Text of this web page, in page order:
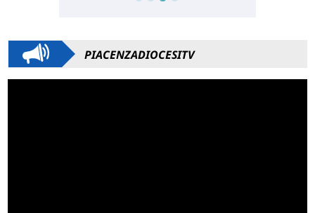
PIACENZADIOCESITV